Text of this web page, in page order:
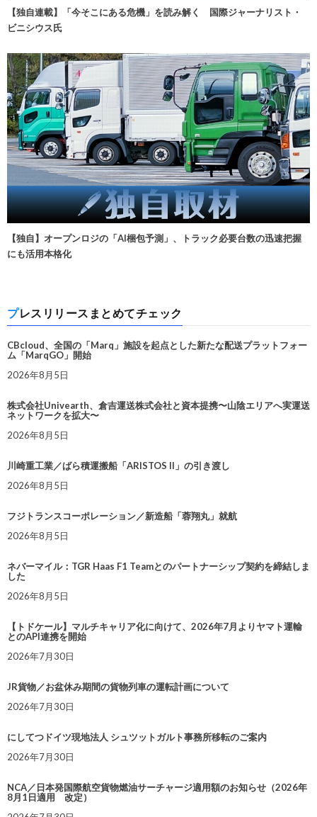
【独自連載】「今そこにある危機」を読み解く 国際ジャーナリスト・
ビニシウス氏
【独自】オープンロジの「AI梱包予測」、トラック必要台数の迅速把握
にも活用本格化
プレスリリースまとめてチェック
CBcloud、全国の「Marq」施設を起点とした新たな配送プラットフォー
ム「MarqGO」開始
2026年8月5日
株式会社Univearth、倉吉運送株式会社と資本提携〜山陰エリアへ実運送
ネットワークを拡大〜
2026年8月5日
川崎重工業／ばら積運搬船「ARISTOS II」の引き渡し
2026年8月5日
フジトランスコーポレーション／新造船「蓉翔丸」就航
2026年8月5日
ネバーマイル：TGR Haas F1 Teamとのパートナーシップ契約を締結しま
した
2026年8月5日
【トドケール】マルチキャリア化に向けて、2026年7月よりヤマト運輸
とのAPI連携を開始
2026年7月30日
JR貨物／お盆休み期間の貨物列車の運転計画について
2026年7月30日
にしてつドイツ現地法人 シュツットガルト事務所移転のご案内
2026年7月30日
NCA／日本発国際航空貨物燃油サーチャージ適用額のお知らせ（2026年
8月1日適用 改定）